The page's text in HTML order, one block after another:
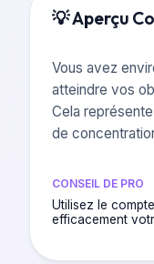
💡Aperçu
Vous avez
atteindre vos
Cela
de
CONSEIL DE PRO
Utilisez le
efficacement